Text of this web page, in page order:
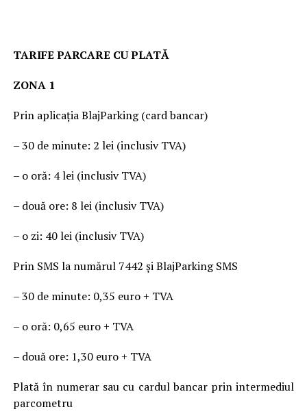
TARIFE PARCARE CU PLATĂ
ZONA 1
Prin aplicația BlajParking (card bancar)
– 30 de minute: 2 lei (inclusiv TVA)
– o oră: 4 lei (inclusiv TVA)
– două ore: 8 lei (inclusiv TVA)
– o zi: 40 lei (inclusiv TVA)
Prin SMS la numărul 7442 și BlajParking SMS
– 30 de minute: 0,35 euro + TVA
– o oră: 0,65 euro + TVA
– două ore: 1,30 euro + TVA
Plată în numerar sau cu cardul bancar prin intermediul
parcometru